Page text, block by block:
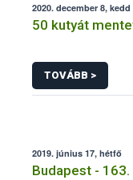
2020. december 8, kedd
50 kutyát
TOVÁBB >
2019. június 17, hétfő
Budapest -